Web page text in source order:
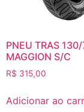
PNEU TRAS
MAGGION S/C
R$ 315,00
Adicionar ao